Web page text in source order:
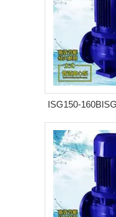
ISG150-
式管